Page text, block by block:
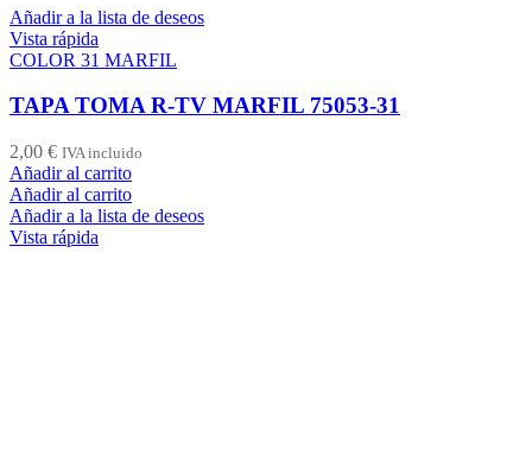
Añadir a la lista de deseos
Vista rápida
COLOR 31 MARFIL
TAPA TOMA R-TV MARFIL 75053-31
2,00 € IVA incluido
Añadir al carrito
Añadir al carrito
Añadir a la lista de deseos
Vista rápida